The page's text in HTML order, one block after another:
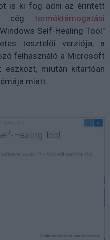
is ki fog adni az érintett
cég terméktámogatási
Self-Healing Tool"
tesztelői verziója, a
felhasználó a Microsoft
eszközt, miután kitartóan
miatt.